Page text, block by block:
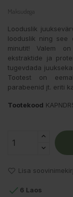
Maksudega
Looduslik
looduslik ning see
minutit! Valem
ekstraktide ja
tugevdada
Tootest on
parabeenid jt. eriti
Tootekood
Lisa
 6 Laos